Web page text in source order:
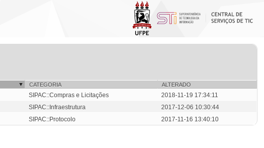
CATEGORIA ALTERADO
SIPAC::Compras e Licitações
2018-11-19 17:34:11
SIPAC::Infraestrutura
2017-12-06 10:30:44
SIPAC::Protocolo 2017-11-16 13:40:10